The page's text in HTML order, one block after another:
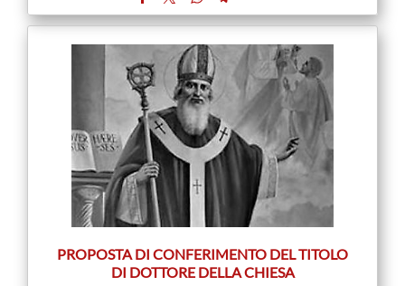
PROPOSTA DI CONFERIMENTO DEL TITOLO
DI DOTTORE DELLA CHIESA